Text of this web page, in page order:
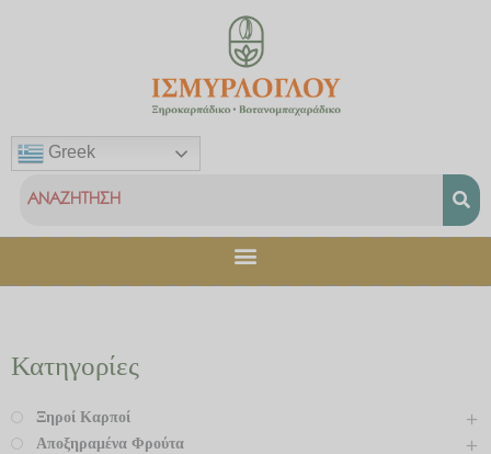
Greek
Κατηγορίες
Ξηροί Καρποί
Αποξηραμένα Φρούτα